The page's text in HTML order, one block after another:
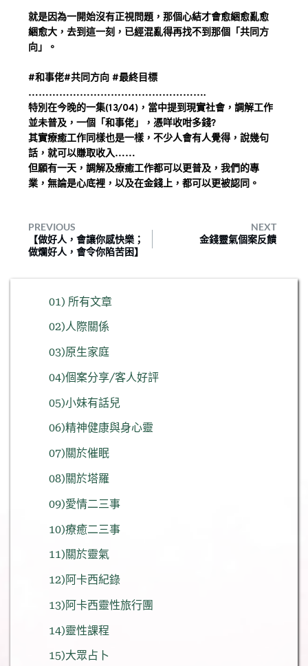
就是因為一開始沒有正視問題，那個心結才會愈綑愈亂愈
綑愈大，去到這一刻，已經混亂得再找不到那個「共同方
向」。
#和事佬#共同方向 #最終目標
…………………………………………….
特別在今晚的一集(13/04)，當中提到現實社會，調解工作
並未普及，一個「和事佬」，憑咩收咁多錢?
其實療癒工作同樣也是一樣，不少人會有人覺得，說幾句
話，就可以賺取收入……
但願有一天，調解及療癒工作都可以更普及，我們的專
業，無論是心底裡，以及在金錢上，都可以更被認同。
PREVIOUS
NEXT
【做好人，會讓你感快樂；
做爛好人，會令你陷苦困】
金錢靈氣個案反饋
01) 所有文章
02)人際關係
03)原生家庭
04)個案分享/客人好評
05)小妹有話兒
06)精神健康與身心靈
07)關於催眠
08)關於塔羅
09)愛情二三事
10)療癒二三事
11)關於靈氣
12)阿卡西紀錄
13)阿卡西靈性旅行團
14)靈性課程
15)大眾占卜